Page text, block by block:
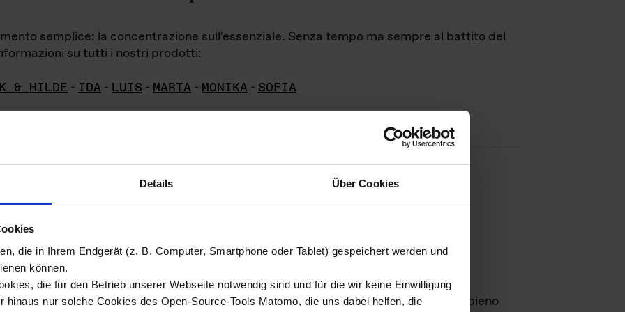
Details Über Cookies
die in Ihrem Endgerät (z. B. Computer, Smartphone oder Tablet) gespeichert werden und
können.
die für den Betrieb unserer Webseite notwendig sind und für die wir keine Einwilligung
hinaus nur solche Cookies des Open-Source-Tools Matomo, die uns dabei helfen, die
semplice: la concentrazione sull'essenziale. Senza tempo ma sempre al battito del
su tutti i nostri prodotti:
& HILDE - IDA - LUIS - MARTA - MONIKA - SOFIA
di immagini
materiale fotografico sono detenuti daDas ganze LebenGmbH e rimangono in pieno